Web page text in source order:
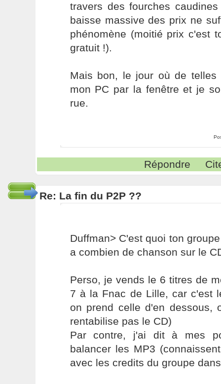
travers des fourches
baisse massive des prix ne
phénomène (moitié prix c'est
gratuit !).
Mais bon, le jour où de
mon PC par la fenêtre et je
rue.
Répondre
Re: La fin du P2P ??
Duffman> C'est quoi ton
a combien de chanson sur le
Perso, je vends le 6 titres de
7 à la Fnac de Lille, car c'est
on prend celle d'en dessous,
rentabilise pas le CD)
Par contre, j'ai dit à mes
balancer les MP3
avec les credits du groupe